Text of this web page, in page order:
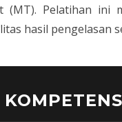
(MT). Pelatihan ini
hasil pengelasan